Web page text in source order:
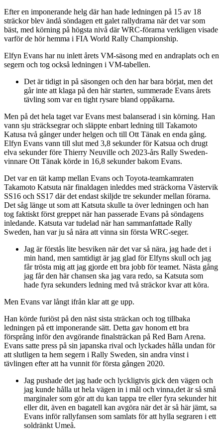
Efter en imponerande helg där han hade ledningen på 15 av 18
sträckor blev ändå söndagen ett galet rallydrama när det var som
bäst, med körning på högsta nivå där WRC-förarna verkligen visade
varför de hör hemma i FIA World Rally Championship.
Elfyn Evans har nu inlett årets VM-säsong med en andraplats och en
segern och tog också ledningen i VM-tabellen.
Det är tidigt in på säsongen och den har bara börjat, men det
går inte att klaga på den här starten, summerade Evans årets
tävling som var en tight rysare bland oppåkarna.
Men på det hela taget var Evans mest balanserad i sin körning. Han
vann sju sträcksegrar och släppte enbart ledning till Takamoto
Katusa två gånger under helgen och till Ott Tänak en enda gång.
Elfyn Evans vann till slut med 3,8 sekunder för Katsua och drugt
elva sekunder före Thierry Neuville och 2023-års Rally Sweden-
vinnare Ott Tänak körde in 16,8 sekunder bakom Evans.
Det var en tät kamp mellan Evans och Toyota-teamkamraten
Takamoto Katsuta när finaldagen inleddes med sträckorna Västervik
SS16 och SS17 där det endast skiljde tre sekunder mellan förarna.
Det såg länge ut som att Katsuta skulle ta över ledningen och han
tog faktiskt först greppet när han passerade Evans på söndagens
inledande. Katsuta var tudelad när han sammanfattade Rally
Sweden, han var ju så nära att vinna sin första WRC-seger.
Jag är förstås lite besviken när det var så nära, jag hade det i
min hand, men samtidigt är jag glad för Elfyns skull och jag
får trösta mig att jag gjorde ett bra jobb för teamet. Nästa gång
jag får den här chansen ska jag vara redo, sa Katsuta som
hade fyra sekunders ledning med två sträckor kvar att köra.
Men Evans var långt ifrån klar att ge upp.
Han körde furiöst på den näst sista sträckan och tog tillbaka
ledningen på ett imponerande sätt. Detta gav honom ett bra
försprång inför den avgörande finalsträckan på Red Barn Arena.
Evans satte press på sin japanska rival och lyckades hålla undan för
att slutligen ta hem segern i Rally Sweden, sin andra vinst i
tävlingen efter att ha vunnit för första gången 2020.
Jag pushade det jag hade och lyckligtvis gick den vägen och
jag kunde hålla ut hela vägen in i mål och vinna,det är så små
marginaler som gör att du kan tappa tre eller fyra sekunder hit
eller dit, även en bagatell kan avgöra när det är så här jämt, sa
Evans inför rallyfansen som samlats för att hylla segraren i ett
soldränkt Umeå.